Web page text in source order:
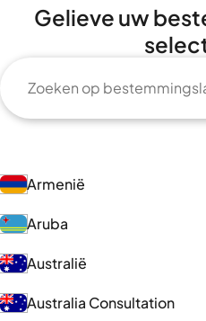
Gelieve uw
Armenië
Aruba
Australië
Australia Consultation